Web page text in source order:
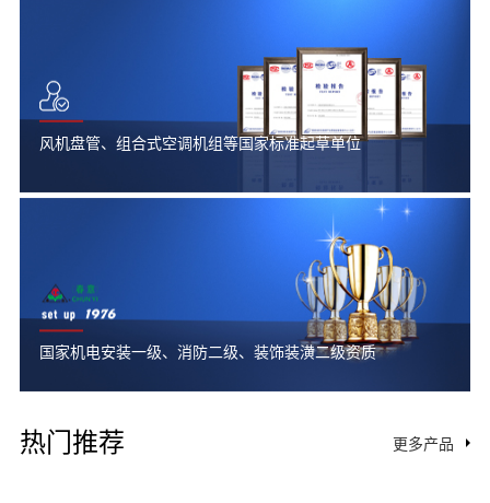
风机盘管、组合式空调机组等国家标准起草单位
国家机电安装一级、消防二级、装饰装潢二级资质
热门推荐 更多产品